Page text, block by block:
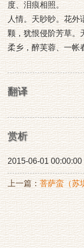
度、泪痕相照。
人情。天眇眇。花外
颗，犹恨侵阶芳草。
柔乡，醉芙蓉、一帐
翻译
赏析
2015-06-01 00:00:00
上一篇：菩萨蛮（苏
蓉）